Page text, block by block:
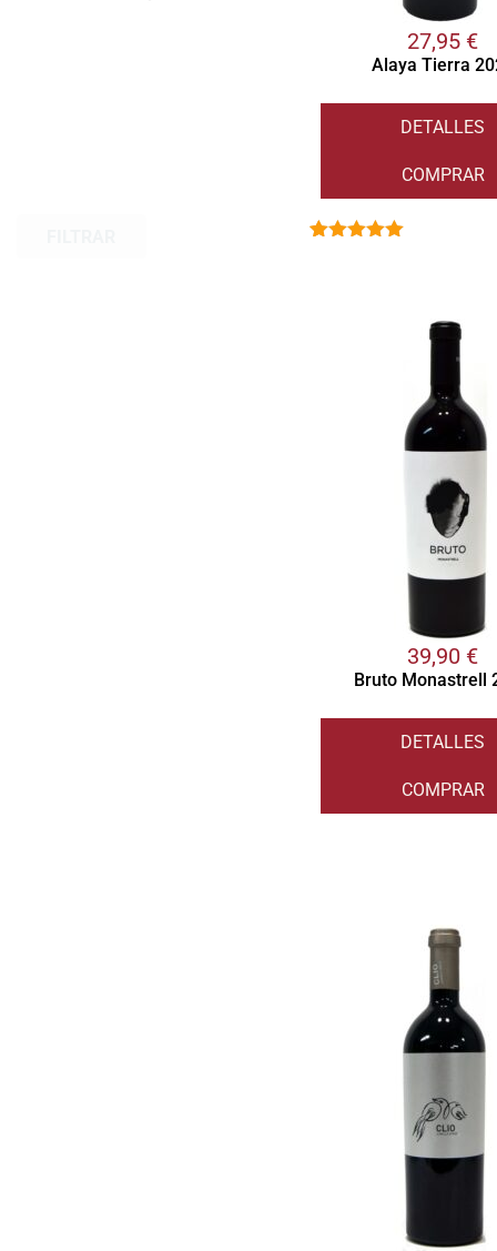
27,95 €
Alaya Tierra
DETALLES
COMPRAR
39,90 €
Bruto Monastrell
DETALLES
COMPRAR